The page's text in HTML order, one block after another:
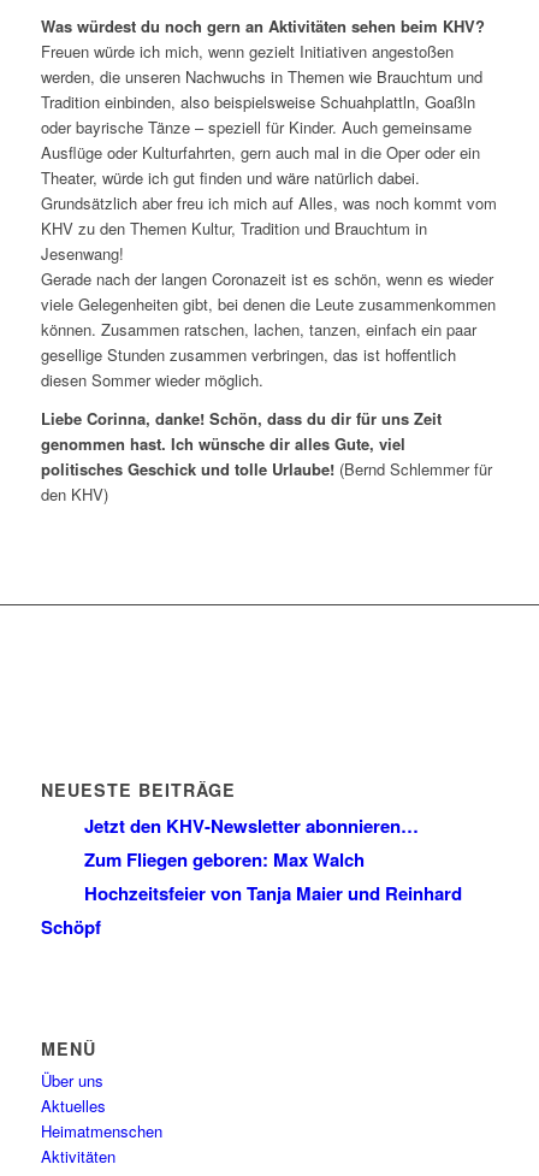
Was würdest du noch gern an Aktivitäten sehen beim KHV?
Freuen würde ich mich, wenn gezielt Initiativen angestoßen
werden, die unseren Nachwuchs in Themen wie Brauchtum und
Tradition einbinden, also beispielsweise Schuahplattln, Goaßln
oder bayrische Tänze – speziell für Kinder. Auch gemeinsame
Ausflüge oder Kulturfahrten, gern auch mal in die Oper oder ein
Theater, würde ich gut finden und wäre natürlich dabei.
Grundsätzlich aber freu ich mich auf Alles, was noch kommt vom
KHV zu den Themen Kultur, Tradition und Brauchtum in
Jesenwang!
Gerade nach der langen Coronazeit ist es schön, wenn es wieder
viele Gelegenheiten gibt, bei denen die Leute zusammenkommen
können. Zusammen ratschen, lachen, tanzen, einfach ein paar
gesellige Stunden zusammen verbringen, das ist hoffentlich
diesen Sommer wieder möglich.
Liebe Corinna, danke! Schön, dass du dir für uns Zeit
genommen hast. Ich wünsche dir alles Gute, viel
politisches Geschick und tolle Urlaube! (Bernd Schlemmer für
den KHV)
NEUESTE BEITRÄGE
Jetzt den KHV-Newsletter abonnieren…
Zum Fliegen geboren: Max Walch
Hochzeitsfeier von Tanja Maier und Reinhard
Schöpf
MENÜ
Über uns
Aktuelles
Heimatmenschen
Aktivitäten